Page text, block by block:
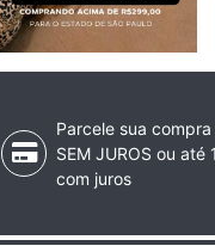
Parcele sua
SEM JUROS ou até
com juros